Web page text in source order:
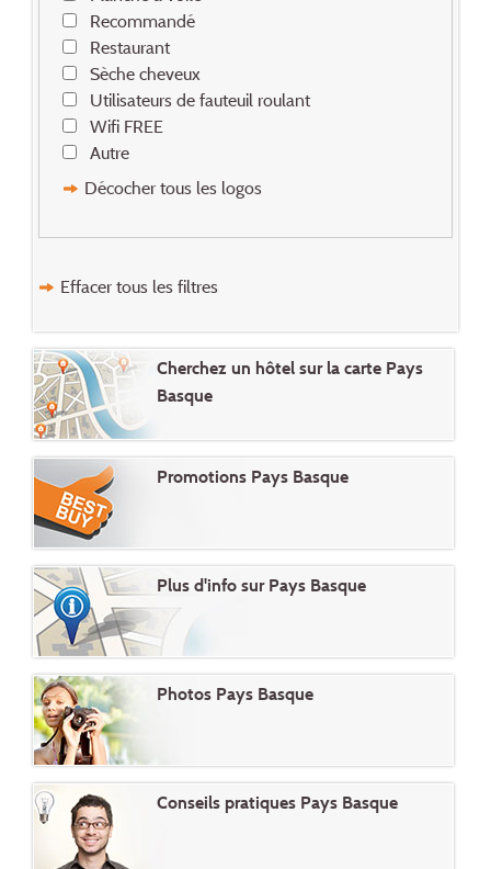
Recommandé
Restaurant
Sèche cheveux
Utilisateurs de fauteuil roulant
Wifi FREE
Autre
Décocher tous les logos
Effacer tous les filtres
Cherchez un hôtel sur la carte Pays
Basque
Promotions Pays Basque
Plus d'info sur Pays Basque
Photos Pays Basque
Conseils pratiques Pays Basque